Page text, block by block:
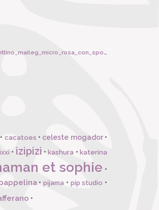
6126
cacatoes • celeste mogador•
ixxi• izipizi •kashura •katerina
et sophie •
•pijama • pip studio •
•